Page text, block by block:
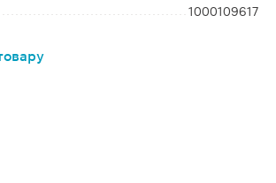
1000109617